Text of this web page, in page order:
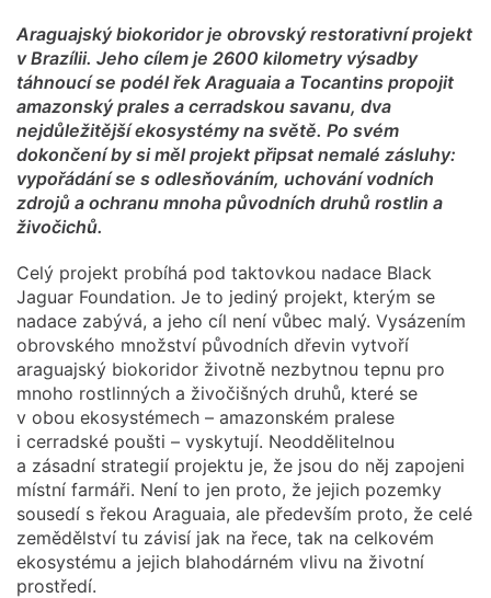
Araguajský biokoridor je obrovský restorativní projekt
v Brazílii. Jeho cílem je 2600 kilometry výsadby
táhnoucí se podél řek Araguaia a Tocantins propojit
amazonský prales a cerradskou savanu, dva
nejdůležitější ekosystémy na světě. Po svém
dokončení by si měl projekt připsat nemalé zásluhy:
vypořádání se s odlesňováním, uchování vodních
zdrojů a ochranu mnoha původních druhů rostlin a
živočichů.
Celý projekt probíhá pod taktovkou nadace Black
Jaguar Foundation. Je to jediný projekt, kterým se
nadace zabývá, a jeho cíl není vůbec malý. Vysázením
obrovského množství původních dřevin vytvoří
araguajský biokoridor životně nezbytnou tepnu pro
mnoho rostlinných a živočišných druhů, které se
v obou ekosystémech – amazonském pralese
i cerradské poušti – vyskytují. Neoddělitelnou
a zásadní strategií projektu je, že jsou do něj zapojeni
místní farmáři. Není to jen proto, že jejich pozemky
sousedí s řekou Araguaia, ale především proto, že celé
zemědělství tu závisí jak na řece, tak na celkovém
ekosystému a jejich blahodárném vlivu na životní
prostředí.